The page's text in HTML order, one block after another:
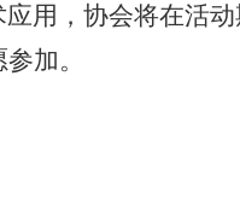
应用，协会将在活
加。